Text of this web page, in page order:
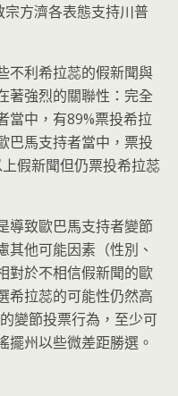
方濟各表態支持川普
不利希拉蕊的假新聞與
著強烈的關聯性：完全
當中，有89%票投希拉
巴馬支持者當中，票投
假新聞但仍票投希拉蕊
導致歐巴馬支持者變節
其他可能因素（性別、
對於不相信假新聞的歐
希拉蕊的可能性仍然高
變節投票行為，至少可
擺州以些微差距勝選。